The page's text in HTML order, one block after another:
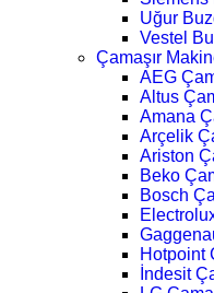
Uğur
Vestel
Çamaşır
AEG
Altus
Amana
Arçelik
Ariston
Beko
Bosch
Hotpoint
İndesit